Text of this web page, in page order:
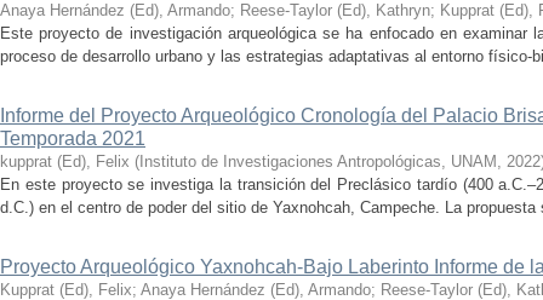
Anaya Hernández (Ed), Armando; Reese-Taylor (Ed), Kathryn; Kupprat (Ed),
Este proyecto de investigación arqueológica se ha enfocado en examinar
proceso de desarrollo urbano y las estrategias adaptativas al entorno físico-
Informe del Proyecto Arqueológico Cronología del Palacio
Temporada 2021
kupprat (Ed), Felix ( Instituto de Investigaciones Antropológicas, UNAM , 2022
En este proyecto se investiga la transición del Preclásico tardío (400
d.C.) en el centro de poder del sitio de Yaxnohcah, Campeche. La
Proyecto Arqueológico Yaxnohcah-Bajo Laberinto Informe de
Kupprat (Ed), Felix; Anaya Hernández (Ed), Armando; Reese-Taylor (Ed),